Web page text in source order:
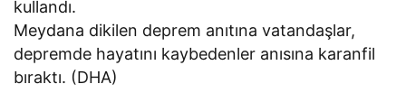
kullandı.
Meydana dikilen deprem anıtına vatandaşlar,
depremde hayatını kaybedenler anısına karanfil
bıraktı. (DHA)